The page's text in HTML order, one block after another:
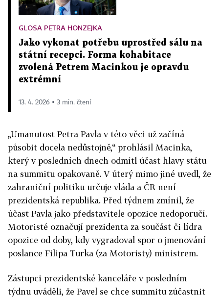
GLOSA PETRA HONZEJKA
Jako vykonat potřebu uprostřed sálu na
státní recepci. Forma kohabitace
zvolená Petrem Macinkou je opravdu
extrémní
13. 4. 2026 ▪ 3 min. čtení
„Umanutost Petra Pavla v této věci už začíná
působit docela nedůstojně,“ prohlásil Macinka,
který v posledních dnech odmítl účast hlavy státu
na summitu opakovaně. V úterý mimo jiné uvedl, že
zahraniční politiku určuje vláda a ČR není
prezidentská republika. Před týdnem zmínil, že
účast Pavla jako představitele opozice nedoporučí.
Motoristé označují prezidenta za součást či lídra
opozice od doby, kdy vygradoval spor o jmenování
poslance Filipa Turka (za Motoristy) ministrem.
Zástupci prezidentské kanceláře v posledním
týdnu uváděli, že Pavel se chce summitu zúčastnit